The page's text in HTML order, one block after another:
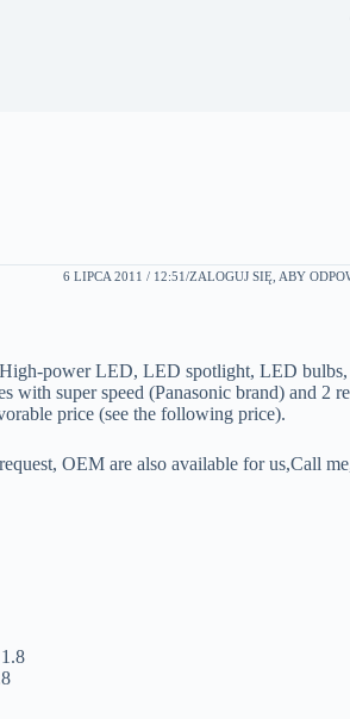
6 LIPCA 2011 / 12:51 ZALOGUJ SIĘ, ABY
power LED, LED spotlight, LED
with super speed (Panasonic brand) and 2
price (see the following price).
OEM are also available for us,Call